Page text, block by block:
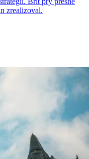
zrealizoval.